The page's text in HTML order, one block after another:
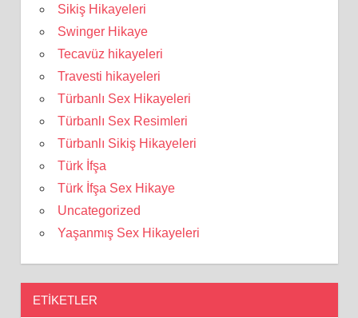
Sikiş Hikayeleri
Swinger Hikaye
Tecavüz hikayeleri
Travesti hikayeleri
Türbanlı Sex Hikayeleri
Türbanlı Sex Resimleri
Türbanlı Sikiş Hikayeleri
Türk İfşa
Türk İfşa Sex Hikaye
Uncategorized
Yaşanmış Sex Hikayeleri
ETIKETLER